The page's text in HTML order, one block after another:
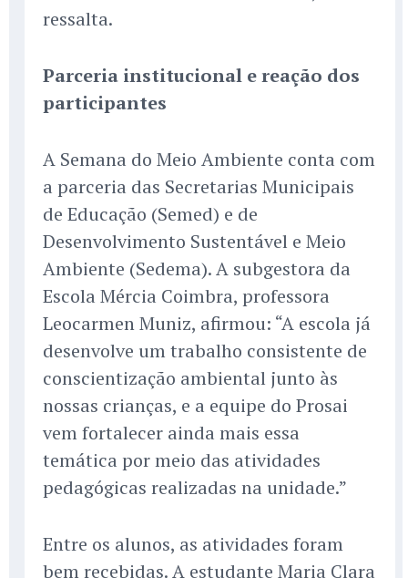
ressalta.
Parceria institucional e reação dos
participantes
A Semana do Meio Ambiente conta com
a parceria das Secretarias Municipais
de Educação (Semed) e de
Desenvolvimento Sustentável e Meio
Ambiente (Sedema). A subgestora da
Escola Mércia Coimbra, professora
Leocarmen Muniz, afirmou: “A escola já
desenvolve um trabalho consistente de
conscientização ambiental junto às
nossas crianças, e a equipe do Prosai
vem fortalecer ainda mais essa
temática por meio das atividades
pedagógicas realizadas na unidade.”
Entre os alunos, as atividades foram
bem recebidas. A estudante Maria Clara